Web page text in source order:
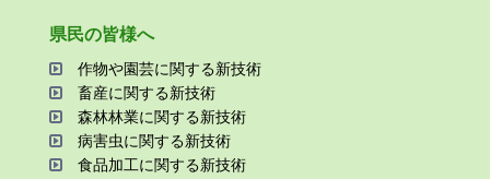
県⺠の皆様へ
作物や園芸に関する新技術
畜産に関する新技術
森林林業に関する新技術
病害⾍に関する新技術
⾷品加⼯に関する新技術